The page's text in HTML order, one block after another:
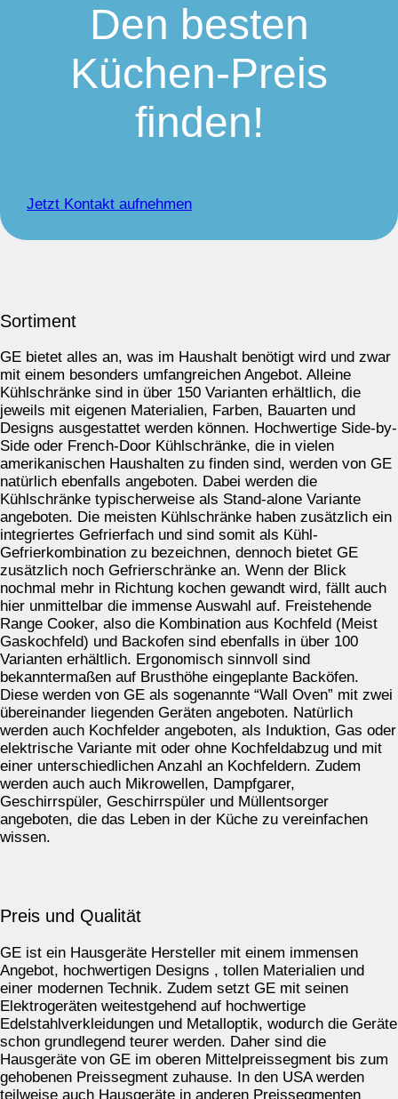
Den besten
Küchen-Preis
finden!
Jetzt Kontakt aufnehmen
Sortiment
GE bietet alles an, was im Haushalt benötigt wird und zwar
mit einem besonders umfangreichen Angebot. Alleine
Kühlschränke sind in über 150 Varianten erhältlich, die
jeweils mit eigenen Materialien, Farben, Bauarten und
Designs ausgestattet werden können. Hochwertige Side-by-
Side oder French-Door Kühlschränke, die in vielen
amerikanischen Haushalten zu finden sind, werden von GE
natürlich ebenfalls angeboten. Dabei werden die
Kühlschränke typischerweise als Stand-alone Variante
angeboten. Die meisten Kühlschränke haben zusätzlich ein
integriertes Gefrierfach und sind somit als Kühl-
Gefrierkombination zu bezeichnen, dennoch bietet GE
zusätzlich noch Gefrierschränke an. Wenn der Blick
nochmal mehr in Richtung kochen gewandt wird, fällt auch
hier unmittelbar die immense Auswahl auf. Freistehende
Range Cooker, also die Kombination aus Kochfeld (Meist
Gaskochfeld) und Backofen sind ebenfalls in über 100
Varianten erhältlich. Ergonomisch sinnvoll sind
bekanntermaßen auf Brusthöhe eingeplante Backöfen.
Diese werden von GE als sogenannte “Wall Oven” mit zwei
übereinander liegenden Geräten angeboten. Natürlich
werden auch Kochfelder angeboten, als Induktion, Gas oder
elektrische Variante mit oder ohne Kochfeldabzug und mit
einer unterschiedlichen Anzahl an Kochfeldern. Zudem
werden auch auch Mikrowellen, Dampfgarer,
Geschirrspüler, Geschirrspüler und Müllentsorger
angeboten, die das Leben in der Küche zu vereinfachen
wissen.
Preis und Qualität
GE ist ein Hausgeräte Hersteller mit einem immensen
Angebot, hochwertigen Designs , tollen Materialien und
einer modernen Technik. Zudem setzt GE mit seinen
Elektrogeräten weitestgehend auf hochwertige
Edelstahlverkleidungen und Metalloptik, wodurch die Geräte
schon grundlegend teurer werden. Daher sind die
Hausgeräte von GE im oberen Mittelpreissegment bis zum
gehobenen Preissegment zuhause. In den USA werden
teilweise auch Hausgeräte in anderen Preissegmenten